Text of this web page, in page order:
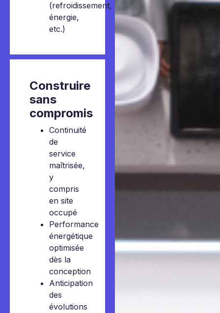
(refroidissement,
énergie,
etc.)
Construire
sans
compromis
Continuité
de
service
maîtrisée,
y
compris
en site
occupé
Performance
énergétique
optimisée
dès la
conception
Anticipation
des
évolutions